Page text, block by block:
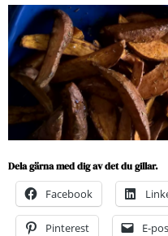
Dela gärna med dig av det du gillar.
Facebook
Pinterest E-